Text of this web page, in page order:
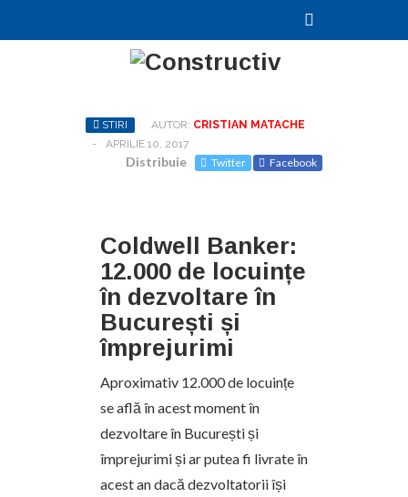
STIRI AUTOR: CRISTIAN MATACHE
-
APRILIE 10, 2017
Distribuie Twitter Facebook
Coldwell Banker:
12.000 de locuințe
în dezvoltare în
București și
împrejurimi
Aproximativ 12.000 de locuințe
se află în acest moment în
dezvoltare în București și
împrejurimi și ar putea fi livrate în
acest an dacă dezvoltatorii își